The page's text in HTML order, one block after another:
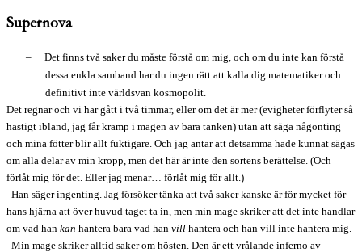
Supernova
–
Det finns två saker du måste förstå om mig, och om du inte kan förstå
dessa enkla samband har du ingen rätt att kalla dig matematiker och
definitivt inte världsvan kosmopolit.
Det regnar och vi har gått i två timmar, eller om det är mer (evigheter förflyter så
hastigt ibland, jag får kramp i magen av bara tanken) utan att säga någonting
och mina fötter blir allt fuktigare. Och jag antar att detsamma hade kunnat sägas
om alla delar av min kropp, men det här är inte den sortens berättelse. (Och
förlåt mig för det. Eller jag menar… förlåt mig för allt.)
Han säger ingenting. Jag försöker tänka att två saker kanske är för mycket för
hans hjärna att över huvud taget ta in, men min mage skriker att det inte handlar
om vad han kan hantera bara vad han vill hantera och han vill inte hantera mig.
Min mage skriker alltid saker om hösten. Den är ett vrålande inferno av